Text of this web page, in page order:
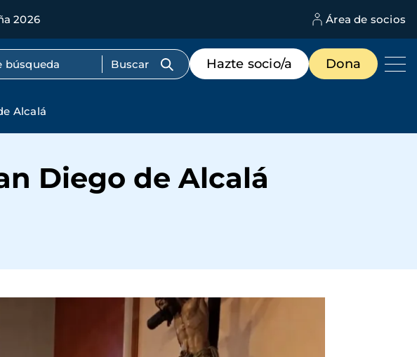
2026 Área de socios
Menú
de
destacados
Hazte socio/a Dona
Alcalá
Diego de Alcalá